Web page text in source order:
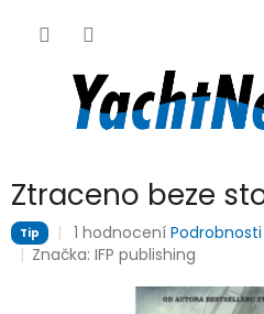
Ztraceno beze
Tip
Průměrné
hodnocení
1 hodnocení
Značka:IFP publishing